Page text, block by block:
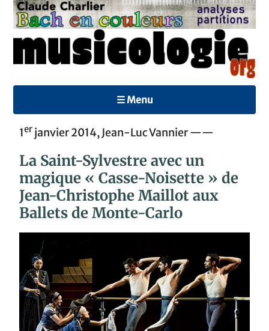
☰ Menu
1er janvier 2014, Jean-Luc Vannier ——
La Saint-Sylvestre avec un
magique « Casse-Noisette » de
Jean-Christophe Maillot aux
Ballets de Monte-Carlo